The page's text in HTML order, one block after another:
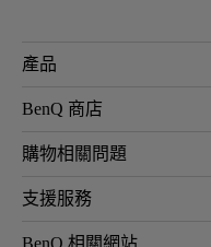
產品
大型液晶
投影機
智慧照明
BenQ 商店
最新產品與活動
尋找銷售據點
會員綁定LINE教學
購物相關問題
第一次購物就上手
支援服務
服務公告
BenQ 相關網站